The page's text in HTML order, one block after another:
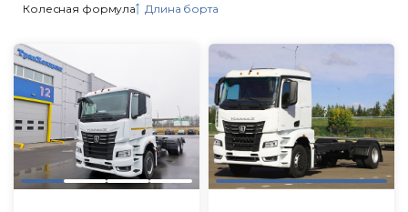
Колесная формула
Длина борта